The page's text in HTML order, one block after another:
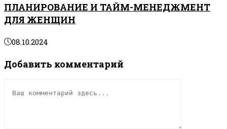
ПЛАНИРОВАНИЕ И ТАЙМ-МЕНЕДЖМЕНТ
ДЛЯ ЖЕНЩИН
08.10.2024
Добавить комментарий